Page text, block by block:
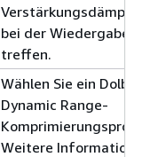
bei der Wiedergabe
treffen.
Wählen Sie ein Dolby
Dynamic Range-
Weitere